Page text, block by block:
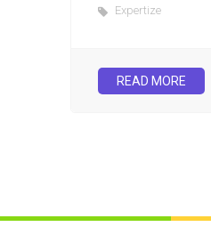
Expertize
READ MORE